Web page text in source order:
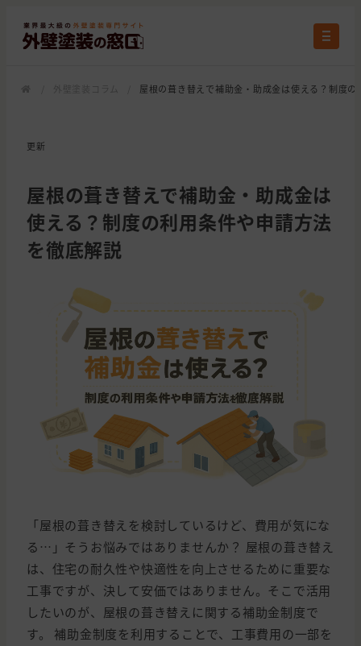
屋根の葺き替えで補助金・助成金は使える？制度
更新
屋根の葺き替えで補助金・助成金は
使える？制度の利用条件や申請方法
を徹底解説
「屋根の葺き替えを検討しているけど、費用が気にな
る…」そうお悩みではありませんか？ 屋根の葺き替え
は、住宅の耐久性や快適性を向上させるために重要な
工事ですが、決して安価ではありません。そこで活用
したいのが、屋根の葺き替えに関する補助金制度で
す。 補助金制度を利用することで、工事費用の一部を